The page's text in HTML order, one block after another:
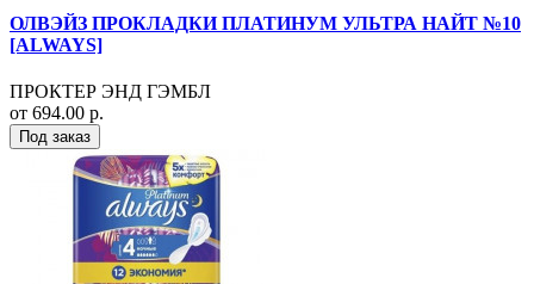
ОЛВЭЙЗ ПРОКЛАДКИ ПЛАТИНУМ УЛЬТРА НАЙТ №10
[ALWAYS]
ПРОКТЕР ЭНД ГЭМБЛ
от 694.00 р.
Под заказ